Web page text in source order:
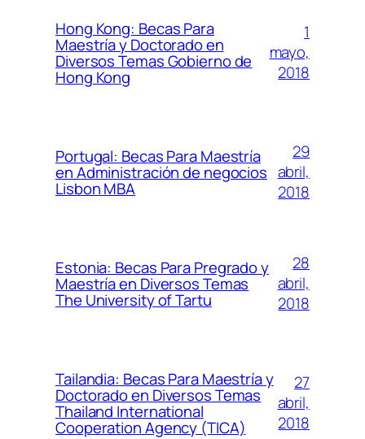
Hong Kong: Becas Para
Maestría y Doctorado en
Diversos Temas Gobierno de
Hong Kong
1
mayo,
2018
Portugal: Becas Para Maestría
en Administración de negocios
Lisbon MBA
29
abril,
2018
Estonia: Becas Para Pregrado y
Maestría en Diversos Temas
The University of Tartu
28
abril,
2018
Tailandia: Becas Para Maestría y
Doctorado en Diversos Temas
Thailand International
Cooperation Agency (TICA)
27
abril,
2018